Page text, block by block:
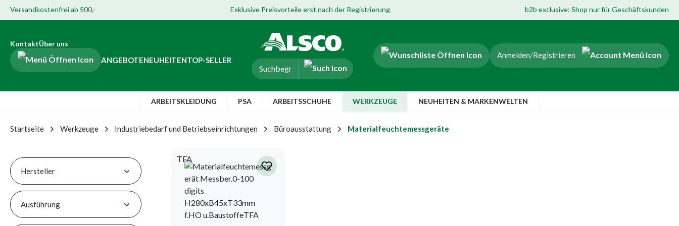
springen
Suche springen
Zur Hauptnavigation springen
Zur Navigation der B2B-Plattform springen
Versandkostenfrei ab 500,- Exklusive Preisvorteile erst nach der Registrierung b2b exclusive: Shop nur für Geschäftskunden
KontaktÜber uns
ANGEBOTENEUHEITENTOP-SELLER
Anmelden/Registrieren
ARBEITSKLEIDUNG PSA ARBEITSSCHUHE WERKZEUGE NEUHEITEN & MARKENWELTEN
Startseite Werkzeuge Industriebedarf und Betriebseinrichtungen Büroausstattung Materialfeuchtemessgeräte
Hersteller
Ausführung
TFA